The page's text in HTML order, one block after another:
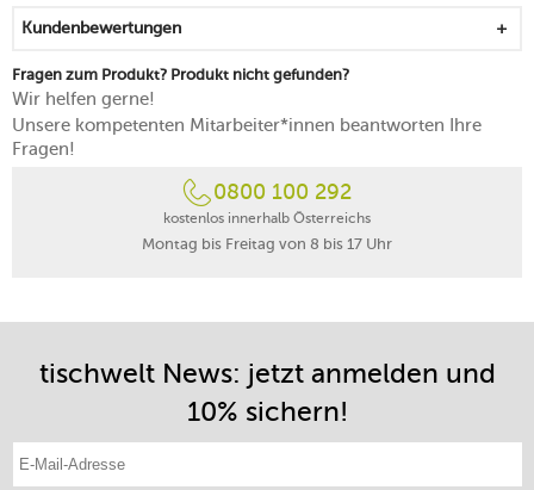
Kundenbewertungen
Fragen zum Produkt? Produkt nicht gefunden?
Wir helfen gerne!
Unsere kompetenten Mitarbeiter*innen beantworten Ihre
Fragen!
0800 100 292
kostenlos innerhalb Österreichs
Montag bis Freitag von 8 bis 17 Uhr
tischwelt News: jetzt anmelden und
10% sichern!